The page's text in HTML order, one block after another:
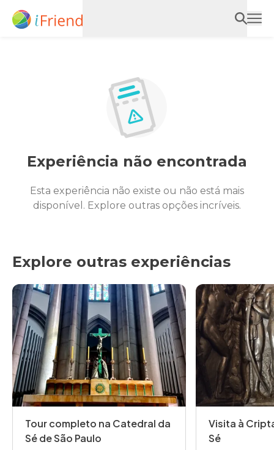
Experiência não encontrada
Esta experiência não existe ou não está mais
disponível. Explore outras opções incríveis.
Explore outras experiências
Tour completo na Catedral da
Sé de São Paulo
Visita à
Sé